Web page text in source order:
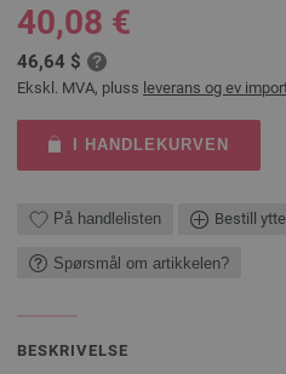
40,08 €
46,64 $
Ekskl. MVA, pluss leverans og ev
I HANDLEKURVEN
På handlelisten Bestill
Spørsmål om artikkelen?
BESKRIVELSE